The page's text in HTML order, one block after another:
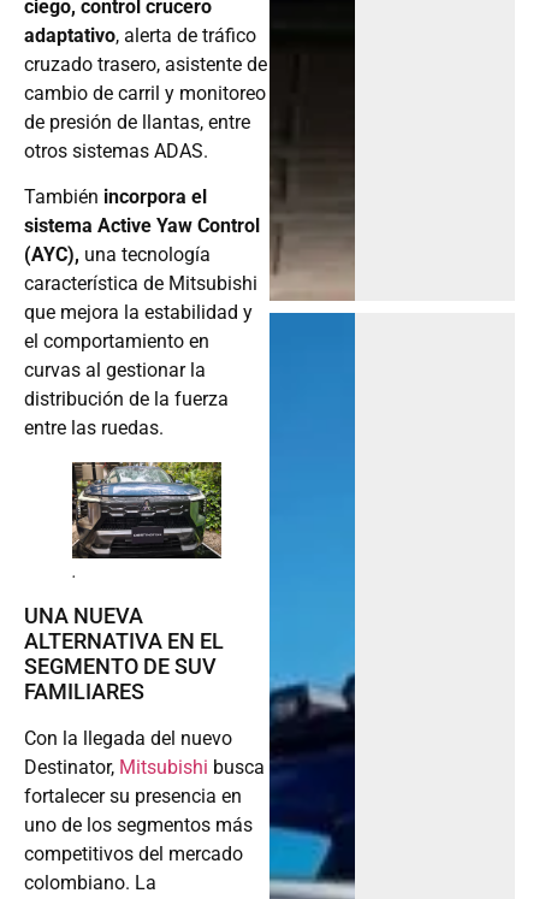
ciego, control crucero
adaptativo, alerta de tráfico
cruzado trasero, asistente de
cambio de carril y monitoreo
de presión de llantas, entre
otros sistemas ADAS.
También incorpora el
sistema Active Yaw Control
(AYC), una tecnología
característica de Mitsubishi
que mejora la estabilidad y
el comportamiento en
curvas al gestionar la
distribución de la fuerza
entre las ruedas.
.
UNA NUEVA
ALTERNATIVA EN EL
SEGMENTO DE SUV
FAMILIARES
Con la llegada del nuevo
Destinator, Mitsubishi busca
fortalecer su presencia en
uno de los segmentos más
competitivos del mercado
colombiano. La